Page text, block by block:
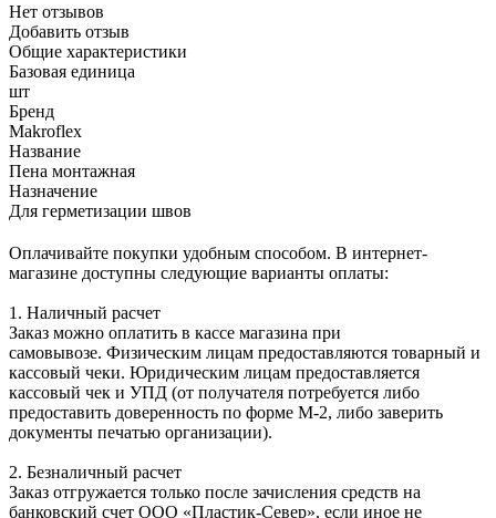
Нет отзывов
Добавить отзыв
Общие характеристики
Базовая единица
шт
Бренд
Makroflex
Название
Пена монтажная
Назначение
Для герметизации швов
Оплачивайте покупки удобным способом. В интернет-
магазине доступны следующие варианты оплаты:
1. Наличный расчет
Заказ можно оплатить в кассе магазина при
самовывозе. Физическим лицам предоставляются товарный и
кассовый чеки. Юридическим лицам предоставляется
кассовый чек и УПД (от получателя потребуется либо
предоставить доверенность по форме М-2, либо заверить
документы печатью организации).
2. Безналичный расчет
Заказ отгружается только после зачисления средств на
банковский счет ООО «Пластик-Север», если иное не